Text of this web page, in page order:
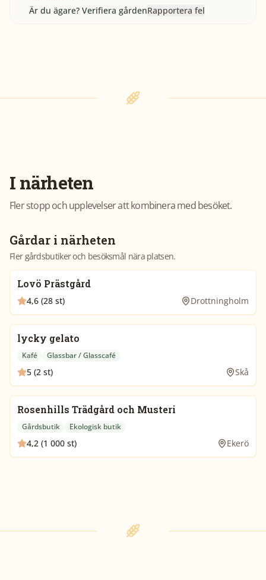
Är du ägare? Verifiera gårdenRapportera fel
I närheten
Fler stopp och upplevelser att kombinera med besöket.
Gårdar i närheten
Fler gårdsbutiker och besöksmål nära platsen.
Lovö Prästgård
4,6 (28 st) Drottningholm
lycky gelato
Kafé Glassbar / Glasscafé
5 (2 st) Skå
Rosenhills Trädgård och Musteri
Gårdsbutik Ekologisk butik
4,2 (1 000 st) Ekerö